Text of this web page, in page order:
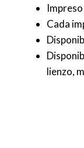
Cada
lienzo,